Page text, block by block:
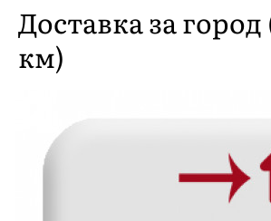
Доставка за
км)